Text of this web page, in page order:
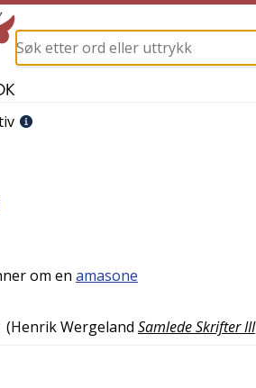
om en amasone
(Henrik Wergeland Samlede Skrifter III